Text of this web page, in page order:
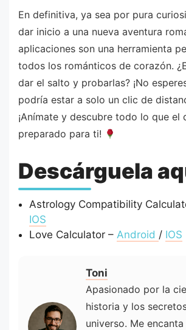
En definitiva, ya sea por pura
dar inicio a una nueva aventura
aplicaciones son una herramienta
todos los románticos de corazón.
dar el salto y probarlas? ¡No
podría estar a solo un clic de
¡Anímate y descubre todo lo que el
preparado para ti!
Descárguela
Astrology Compatibility
IOS
Love Calculator – Android / IOS
Toni
Apasionado por la
historia y los
universo. Me